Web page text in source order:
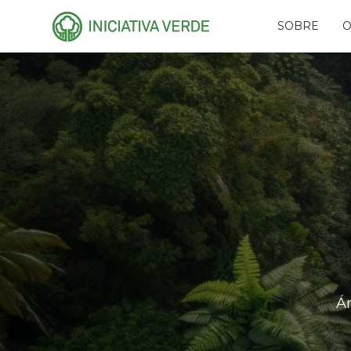
SOBRE
HISTÓRIA
EQUIPE
CONSELHOS
PARCEIROS
REDES